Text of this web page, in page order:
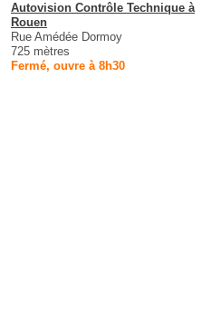
Autovision Contrôle Technique à
Rouen
Rue Amédée Dormoy
725 mètres
Fermé, ouvre à 8h30